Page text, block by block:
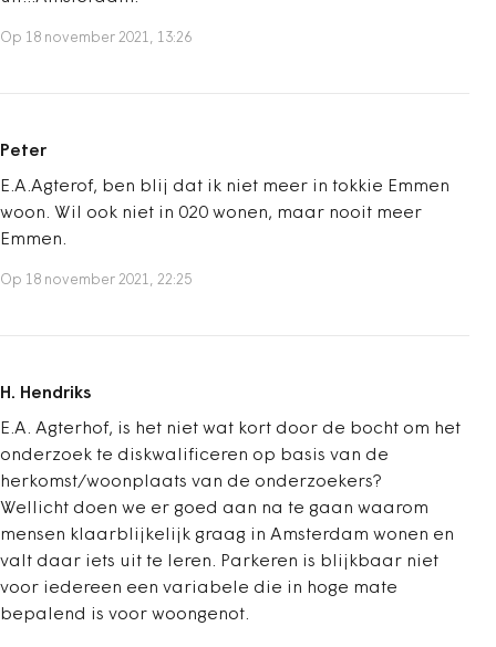
Op 18 november 2021, 13:26
Peter
E.A.Agterof, ben blij dat ik niet meer in tokkie Emmen
woon. Wil ook niet in 020 wonen, maar nooit meer
Emmen.
Op 18 november 2021, 22:25
H. Hendriks
E.A. Agterhof, is het niet wat kort door de bocht om het
onderzoek te diskwalificeren op basis van de
herkomst/woonplaats van de onderzoekers?
Wellicht doen we er goed aan na te gaan waarom
mensen klaarblijkelijk graag in Amsterdam wonen en
valt daar iets uit te leren. Parkeren is blijkbaar niet
voor iedereen een variabele die in hoge mate
bepalend is voor woongenot.